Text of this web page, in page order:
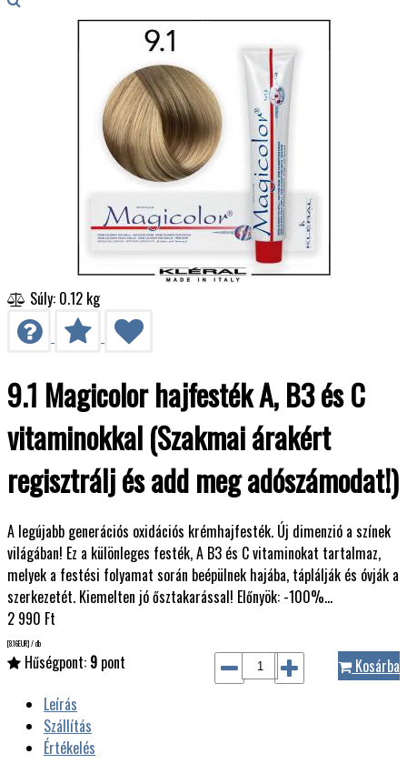
Súly: 0.12 kg
9.1 Magicolor hajfesték A, B3 és C
vitaminokkal (Szakmai árakért
regisztrálj és add meg adószámodat!)
A legújabb generációs oxidációs krémhajfesték. Új dimenzió a színek
világában! Ez a különleges festék, A B3 és C vitaminokat tartalmaz,
melyek a festési folyamat során beépülnek hajába, táplálják és óvják a
szerkezetét. Kiemelten jó ősztakarással! Előnyök: -100%…
2 990 Ft
[8.16EUR] / db
Hűségpont: 9 pont
Kosárba
Leírás
Szállítás
Értékelés